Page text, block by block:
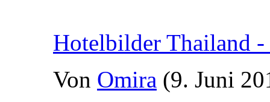
Hotelbilder Thailand
Von Omira (9. Juni